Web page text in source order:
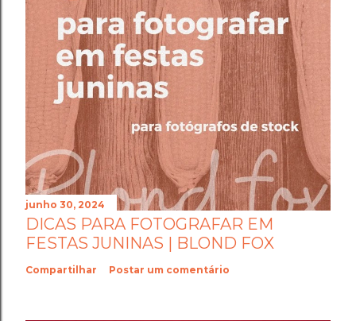
junho 30, 2024
DICAS PARA FOTOGRAFAR EM
FESTAS JUNINAS | BLOND FOX
Compartilhar Postar um comentário